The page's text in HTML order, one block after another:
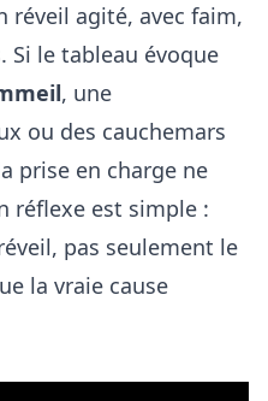
réveil agité, avec faim,
Si le tableau évoque
, une
ou des cauchemars
prise en charge ne
réflexe est simple :
pas seulement le
la vraie cause